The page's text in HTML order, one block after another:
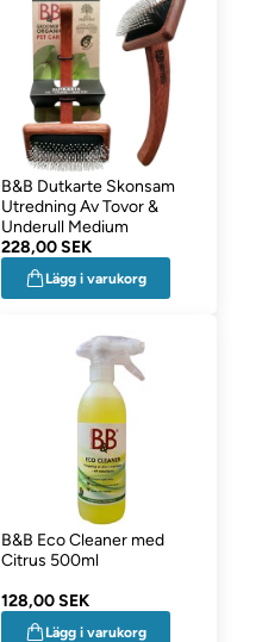
B&B Dutkarte Skonsam
Utredning Av Tovor &
Underull Medium
228,00 SEK
Lägg i varukorg
B&B Eco Cleaner med
Citrus 500ml
128,00 SEK
Lägg i varukorg